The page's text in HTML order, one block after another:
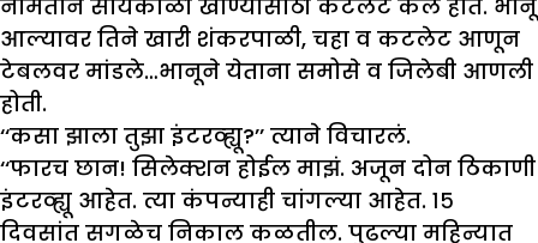
नमिताने सायंकाळी खाण्यासाठी कटलेट केले होते. भानू
आल्यावर तिने खारी शंकरपाळी, चहा व कटलेट आणून
टेबलवर मांडले…भानूने येताना समोसे व जिलेबी आणली
होती.
‘‘कसा झाला तुझा इंटरव्ह्यू?’’ त्याने विचारलं.
‘‘फारच छान! सिलेक्शन होईल माझं. अजून दोन ठिकाणी
इंटरव्ह्यू आहेत. त्या कंपन्याही चांगल्या आहेत. १५
दिवसांत सगळेच निकाल कळतील. पुढल्या महिन्यात